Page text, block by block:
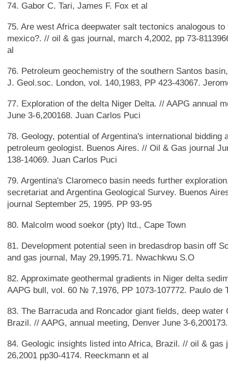
74. Gabor C. Tari, James F. Fox et al
75. Are west Africa deepwater salt tectonics analogous to
mexico?. // oil & gas journal, march 4,2002, pp 73-
al
76. Petroleum geochemistry of the southern Santos
J. Geol.soc. London, vol. 140,1983, PP 423-43067.
77. Exploration of the delta Niger Delta. // AAPG annual
June 3-6,200168. Juan Carlos Puci
78. Geology, potential of Argentina's international bidding
petroleum geologist. Buenos Aires. // Oil & Gas journal
138-14069. Juan Carlos Puci
79. Argentina's Claromeco basin needs further
secretariat and Argentina Geological Survey. Buenos
journal September 25, 1995. PP 93-95
80. Malcolm wood soekor (pty) ltd., Cape Town
81. Development potential seen in bredasdrop basin off
and gas journal, May 29,1995.71. Nwachkwu S.O
82. Approximate geothermal gradients in Niger delta
AAPG bull, vol. 60 № 7,1976, PP 1073-107772. Paulo de
83. The Barracuda and Roncador giant fields, deep water
Brazil. // AAPG, annual meeting, Denver June 3-
84. Geologic insights listed into Africa, Brazil. // oil & gas
26,2001 pp30-4174. Reeckmann et al